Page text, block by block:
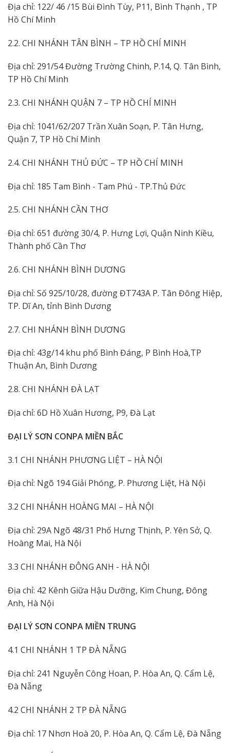
Địa chỉ: 122/ 46 /15 Bùi Đình Tùy, P11, Bình Thạnh , TP
Hồ Chí Minh
2.2. CHI NHÁNH TÂN BÌNH – TP HỒ CHÍ MINH
Địa chỉ: 291/54 Đường Trường Chinh, P.14, Q. Tân Bình,
TP Hồ Chí Minh
2.3. CHI NHÁNH QUẬN 7 – TP HỒ CHÍ MINH
Địa chỉ: 1041/62/207 Trần Xuân Soạn, P. Tân Hưng,
Quận 7, TP Hồ Chí Minh
2.4. CHI NHÁNH THỦ ĐỨC – TP HỒ CHÍ MINH
Địa chỉ: 185 Tam Bình - Tam Phú - TP.Thủ Đức
2.5. CHI NHÁNH CẦN THƠ
Địa chỉ: 651 đường 30/4, P. Hưng Lợi, Quận Ninh Kiều,
Thành phố Cần Thơ
2.6. CHI NHÁNH BÌNH DƯƠNG
Địa chỉ: Số 925/10/28, đường ĐT743A P. Tân Đông Hiệp,
TP. Dĩ An, tỉnh Bình Dương
2.7. CHI NHÁNH BÌNH DƯƠNG
Địa chỉ: 43g/14 khu phố Bình Đáng, P Bình Hoà,TP
Thuận An, Bình Dương
2.8. CHI NHÁNH ĐÀ LẠT
Địa chỉ: 6D Hồ Xuân Hương, P9, Đà Lạt
ĐẠI LÝ SƠN CONPA MIỀN BẮC
3.1 CHI NHÁNH PHƯƠNG LIỆT – HÀ NỘI
Địa chỉ: Ngõ 194 Giải Phóng, P. Phương Liệt, Hà Nội
3.2 CHI NHÁNH HOÀNG MAI – HÀ NỘI
Địa chỉ: 29A Ngõ 48/31 Phố Hưng Thịnh, P. Yên Sở, Q.
Hoàng Mai, Hà Nội
3.3 CHI NHÁNH ĐÔNG ANH - HÀ NỘI
Địa chỉ: 42 Kênh Giữa Hậu Dưỡng, Kim Chung, Đông
Anh, Hà Nội
ĐẠI LÝ SƠN CONPA MIỀN TRUNG
4.1 CHI NHÁNH 1 TP ĐÀ NẴNG
Địa chỉ: 241 Nguyễn Công Hoan, P. Hòa An, Q. Cẩm Lệ,
Đà Nẵng
4.2 CHI NHÁNH 2 TP ĐÀ NẴNG
Địa chỉ: 17 Nhơn Hoà 20, P. Hòa An, Q. Cẩm Lệ, Đà Nẵng